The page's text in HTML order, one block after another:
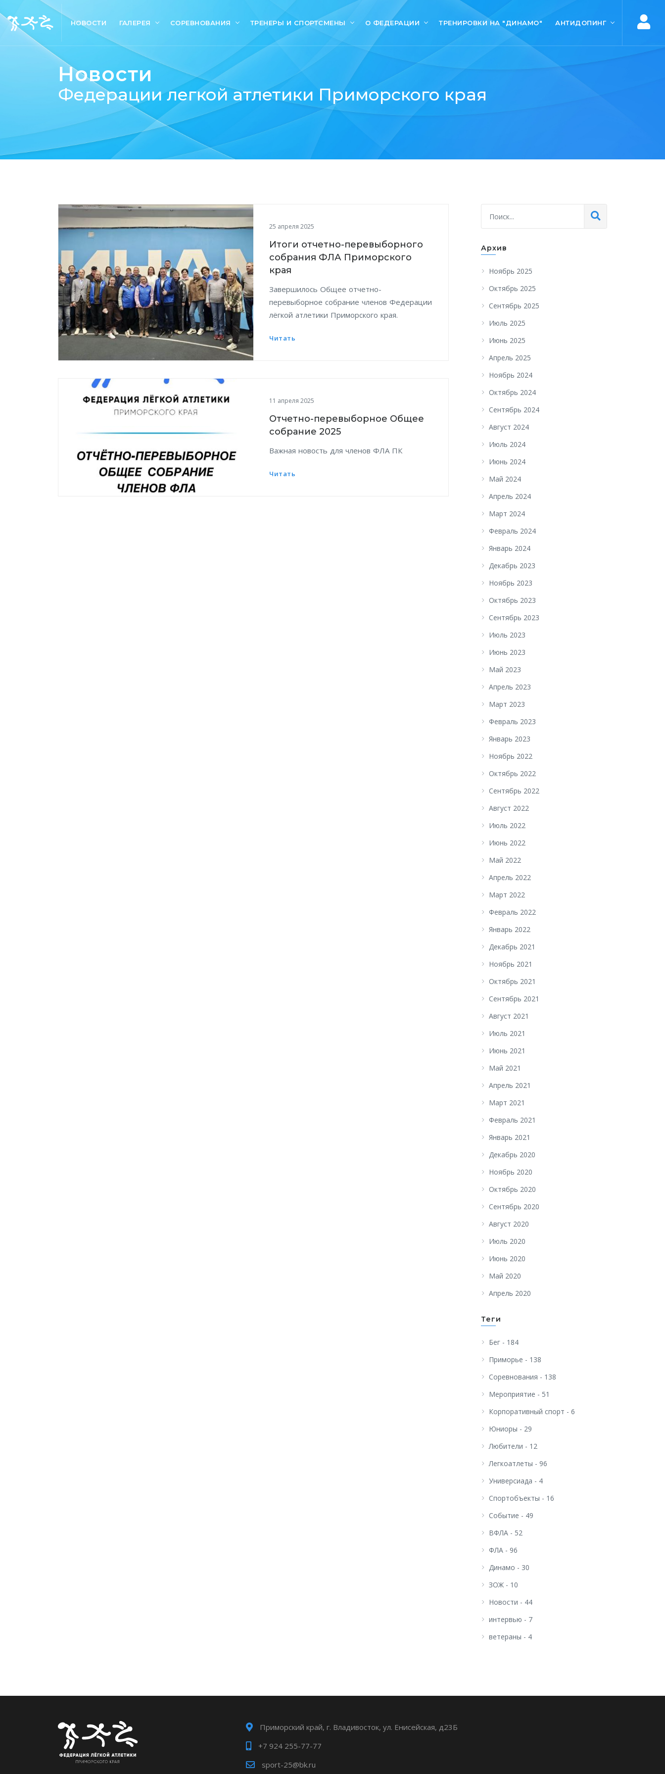
НОВОСТИ ГАЛЕРЕЯ СОРЕВНОВАНИЯ ТРЕНЕРЫ И СПОРТСМЕНЫ О ФЕДЕРАЦИИ ТРЕНИРОВКИ НА "ДИНАМО" АНТИДОПИНГ
Новости
Федерации легкой атлетики Приморского края
25 апреля 2025
Итоги отчетно-перевыборного
собрания ФЛА Приморского
края
Завершилось Общее отчетно-
перевыборное собрание членов Федерации
лёгкой атлетики Приморского края.
Читать
11 апреля 2025
Отчетно-перевыборное Общее
собрание 2025
Важная новость для членов ФЛА ПК
Читать
Архив
Ноябрь 2025
Октябрь 2025
Сентябрь 2025
Июль 2025
Июнь 2025
Апрель 2025
Ноябрь 2024
Октябрь 2024
Сентябрь 2024
Август 2024
Июль 2024
Июнь 2024
Май 2024
Апрель 2024
Март 2024
Февраль 2024
Январь 2024
Декабрь 2023
Ноябрь 2023
Октябрь 2023
Сентябрь 2023
Июль 2023
Июнь 2023
Май 2023
Апрель 2023
Март 2023
Февраль 2023
Январь 2023
Ноябрь 2022
Октябрь 2022
Сентябрь 2022
Август 2022
Июль 2022
Июнь 2022
Май 2022
Апрель 2022
Март 2022
Февраль 2022
Январь 2022
Декабрь 2021
Ноябрь 2021
Октябрь 2021
Сентябрь 2021
Август 2021
Июль 2021
Июнь 2021
Май 2021
Апрель 2021
Март 2021
Февраль 2021
Январь 2021
Декабрь 2020
Ноябрь 2020
Октябрь 2020
Сентябрь 2020
Август 2020
Июль 2020
Июнь 2020
Май 2020
Апрель 2020
Теги
Бег - 184
Приморье - 138
Соревнования - 138
Мероприятие - 51
Корпоративный спорт - 6
Юниоры - 29
Любители - 12
Легкоатлеты - 96
Универсиада - 4
Спортобъекты - 16
Событие - 49
ВФЛА - 52
ФЛА - 96
Динамо - 30
ЗОЖ - 10
Новости - 44
интервью - 7
ветераны - 4
Приморский край, г. Владивосток, ул. Енисейская, д23Б
+7 924 255-77-77
sport-25@bk.ru